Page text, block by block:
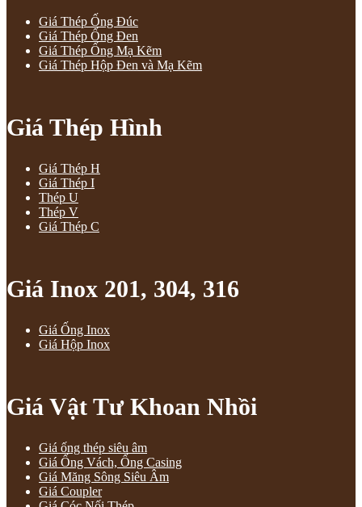
Giá Thép Ống Đúc
Giá Thép Ống Đen
Giá Thép Ống Mạ Kẽm
Giá Thép Hộp Đen và Mạ Kẽm
Giá Thép Hình
Giá Thép H
Giá Thép I
Thép U
Thép V
Giá Thép C
Giá Inox 201, 304, 316
Giá Ống Inox
Giá Hộp Inox
Giá Vật Tư Khoan Nhồi
Giá ống thép siêu âm
Giá Ống Vách, Ống Casing
Giá Măng Sông Siêu Âm
Giá Coupler